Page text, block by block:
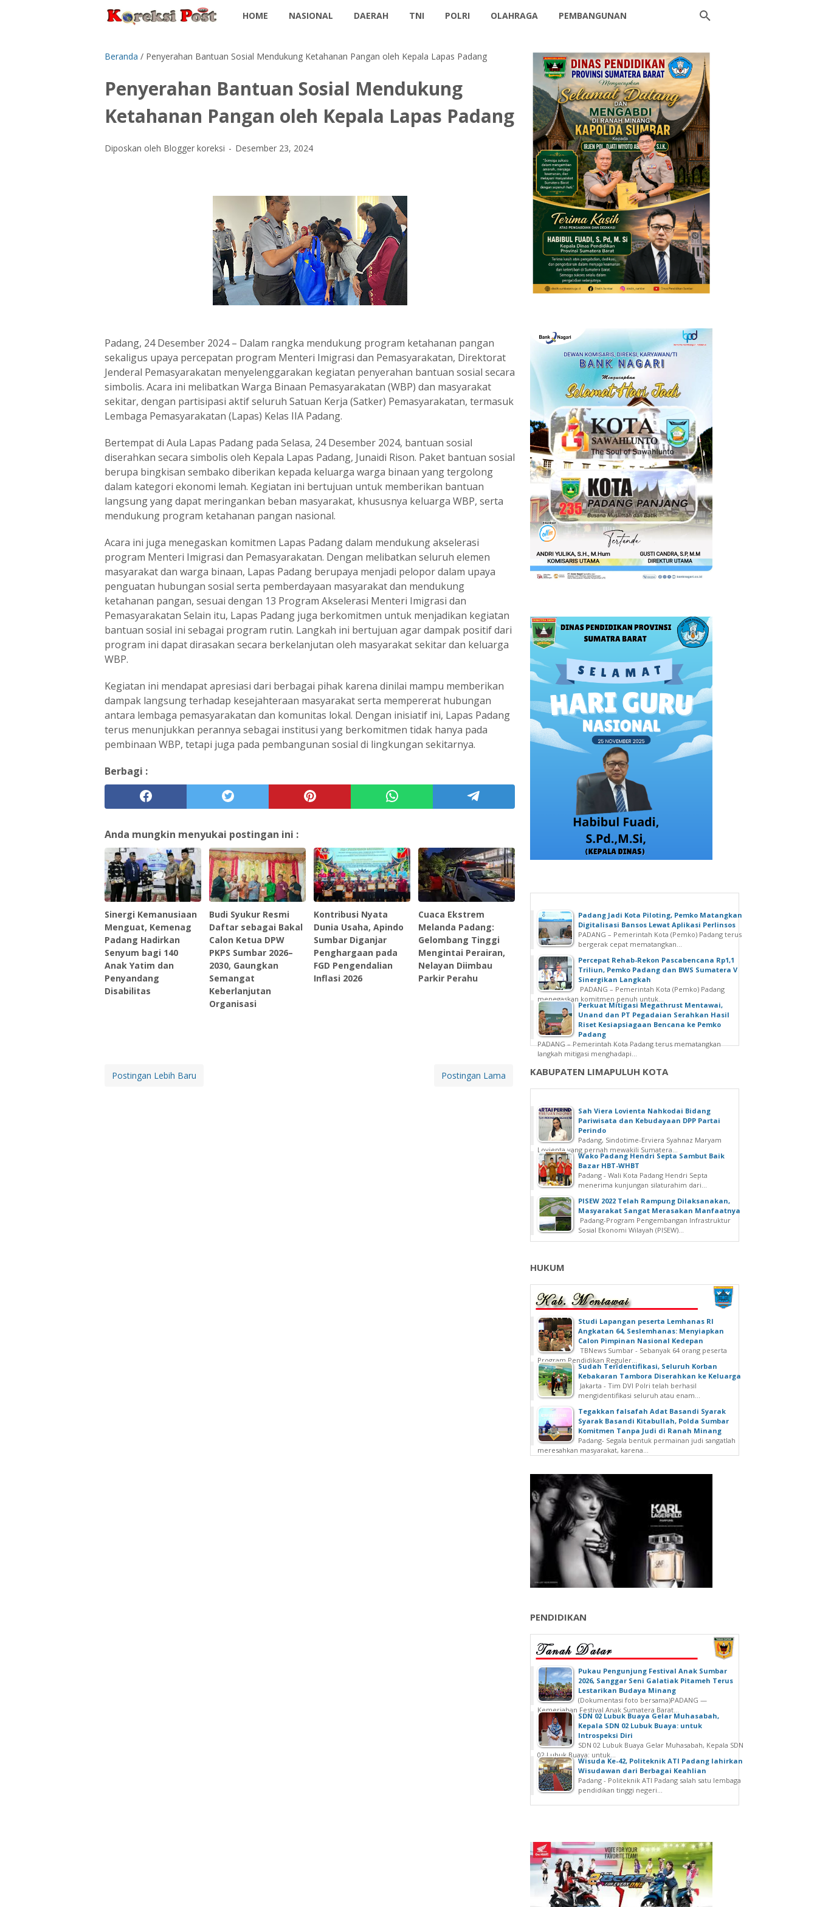
HOME NASIONAL DAERAH TNI POLRI OLAHRAGA PEMBANGUNAN
Beranda / Penyerahan Bantuan Sosial Mendukung Ketahanan Pangan oleh Kepala Lapas Padang
Penyerahan Bantuan Sosial Mendukung
Ketahanan Pangan oleh Kepala Lapas Padang
Diposkan oleh Blogger koreksi Desember 23, 2024
Padang, 24 Desember 2024 – Dalam rangka mendukung program ketahanan pangan
sekaligus upaya percepatan program Menteri Imigrasi dan Pemasyarakatan, Direktorat
Jenderal Pemasyarakatan menyelenggarakan kegiatan penyerahan bantuan sosial secara
simbolis. Acara ini melibatkan Warga Binaan Pemasyarakatan (WBP) dan masyarakat
sekitar, dengan partisipasi aktif seluruh Satuan Kerja (Satker) Pemasyarakatan, termasuk
Lembaga Pemasyarakatan (Lapas) Kelas IIA Padang.
Bertempat di Aula Lapas Padang pada Selasa, 24 Desember 2024, bantuan sosial
diserahkan secara simbolis oleh Kepala Lapas Padang, Junaidi Rison. Paket bantuan sosial
berupa bingkisan sembako diberikan kepada keluarga warga binaan yang tergolong
dalam kategori ekonomi lemah. Kegiatan ini bertujuan untuk memberikan bantuan
langsung yang dapat meringankan beban masyarakat, khususnya keluarga WBP, serta
mendukung program ketahanan pangan nasional.
Acara ini juga menegaskan komitmen Lapas Padang dalam mendukung akselerasi
program Menteri Imigrasi dan Pemasyarakatan. Dengan melibatkan seluruh elemen
masyarakat dan warga binaan, Lapas Padang berupaya menjadi pelopor dalam upaya
penguatan hubungan sosial serta pemberdayaan masyarakat dan mendukung
ketahanan pangan, sesuai dengan 13 Program Akselerasi Menteri Imigrasi dan
Pemasyarakatan Selain itu, Lapas Padang juga berkomitmen untuk menjadikan kegiatan
bantuan sosial ini sebagai program rutin. Langkah ini bertujuan agar dampak positif dari
program ini dapat dirasakan secara berkelanjutan oleh masyarakat sekitar dan keluarga
WBP.
Kegiatan ini mendapat apresiasi dari berbagai pihak karena dinilai mampu memberikan
dampak langsung terhadap kesejahteraan masyarakat serta mempererat hubungan
antara lembaga pemasyarakatan dan komunitas lokal. Dengan inisiatif ini, Lapas Padang
terus menunjukkan perannya sebagai institusi yang berkomitmen tidak hanya pada
pembinaan WBP, tetapi juga pada pembangunan sosial di lingkungan sekitarnya.
Berbagi :
Anda mungkin menyukai postingan ini :
Sinergi Kemanusiaan
Menguat, Kemenag
Padang Hadirkan
Senyum bagi 140
Anak Yatim dan
Penyandang
Disabilitas
Budi Syukur Resmi
Daftar sebagai Bakal
Calon Ketua DPW
PKPS Sumbar 2026–
2030, Gaungkan
Semangat
Keberlanjutan
Organisasi
Kontribusi Nyata
Dunia Usaha, Apindo
Sumbar Diganjar
Penghargaan pada
FGD Pengendalian
Inflasi 2026
Cuaca Ekstrem
Melanda Padang:
Gelombang Tinggi
Mengintai Perairan,
Nelayan Diimbau
Parkir Perahu
Postingan Lebih Baru Postingan Lama
Padang Jadi Kota Piloting, Pemko Matangkan
Digitalisasi Bansos Lewat Aplikasi Perlinsos
PADANG – Pemerintah Kota (Pemko) Padang terus
bergerak cepat mematangkan...
Percepat Rehab-Rekon Pascabencana Rp1,1
Triliun, Pemko Padang dan BWS Sumatera V
Sinergikan Langkah
PADANG – Pemerintah Kota (Pemko) Padang
menegaskan komitmen penuh untuk...
Perkuat Mitigasi Megathrust Mentawai,
Unand dan PT Pegadaian Serahkan Hasil
Riset Kesiapsiagaan Bencana ke Pemko
Padang
PADANG – Pemerintah Kota Padang terus mematangkan
langkah mitigasi menghadapi...
KABUPATEN LIMAPULUH KOTA
Sah Viera Lovienta Nahkodai Bidang
Pariwisata dan Kebudayaan DPP Partai
Perindo
Padang, Sindotime-Erviera Syahnaz Maryam
Lovienta yang pernah mewakili Sumatera...
Wako Padang Hendri Septa Sambut Baik
Bazar HBT-WHBT
Padang - Wali Kota Padang Hendri Septa
menerima kunjungan silaturahim dari...
PISEW 2022 Telah Rampung Dilaksanakan,
Masyarakat Sangat Merasakan Manfaatnya
Padang-Program Pengembangan Infrastruktur
Sosial Ekonomi Wilayah (PISEW)...
HUKUM
Studi Lapangan peserta Lemhanas RI
Angkatan 64, Seslemhanas: Menyiapkan
Calon Pimpinan Nasional Kedepan
TBNews Sumbar - Sebanyak 64 orang peserta
Program Pendidikan Reguler...
Sudah Teridentifikasi, Seluruh Korban
Kebakaran Tambora Diserahkan ke Keluarga
Jakarta - Tim DVI Polri telah berhasil
mengidentifikasi seluruh atau enam...
Tegakkan falsafah Adat Basandi Syarak
Syarak Basandi Kitabullah, Polda Sumbar
Komitmen Tanpa Judi di Ranah Minang
Padang- Segala bentuk permainan judi sangatlah
meresahkan masyarakat, karena...
PENDIDIKAN
‎Pukau Pengunjung Festival Anak Sumbar
2026, Sanggar Seni Galatiak Pitameh Terus
Lestarikan Budaya Minang
(Dokumentasi foto bersama)‎‎PADANG —
Kemeriahan Festival Anak Sumatera Barat...
SDN 02 Lubuk Buaya Gelar Muhasabah,
Kepala SDN 02 Lubuk Buaya: untuk
Introspeksi Diri
SDN 02 Lubuk Buaya Gelar Muhasabah, Kepala SDN
02 Lubuk Buaya: untuk...
Wisuda Ke-42, Politeknik ATI Padang lahirkan
Wisudawan dari Berbagai Keahlian
Padang - Politeknik ATI Padang salah satu lembaga
pendidikan tinggi negeri...